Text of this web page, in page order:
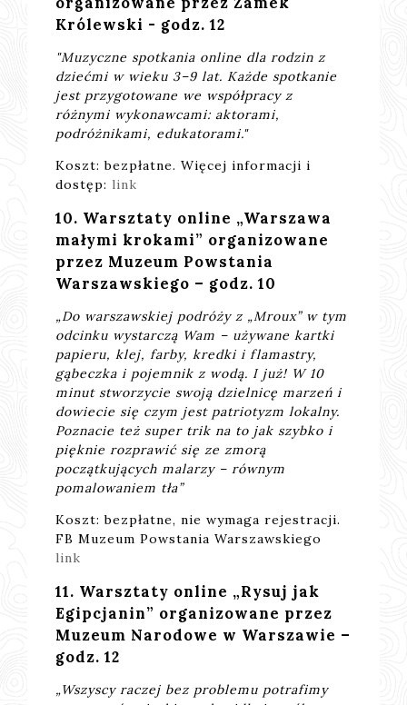
Królewski - godz. 12
"Muzyczne spotkania online dla rodzin z
dziećmi w wieku 3–9 lat. Każde spotkanie
jest przygotowane we współpracy z
różnymi wykonawcami: aktorami,
podróżnikami, edukatorami."
Koszt: bezpłatne. Więcej informacji i
dostęp: link
10. Warsztaty online „Warszawa
małymi krokami” organizowane
przez Muzeum Powstania
Warszawskiego – godz. 10
„Do warszawskiej podróży z „Mroux” w tym
odcinku wystarczą Wam – używane kartki
papieru, klej, farby, kredki i flamastry,
gąbeczka i pojemnik z wodą. I już! W 10
minut stworzycie swoją dzielnicę marzeń i
dowiecie się czym jest patriotyzm lokalny.
Poznacie też super trik na to jak szybko i
pięknie rozprawić się ze zmorą
początkujących malarzy – równym
pomalowaniem tła”
Koszt: bezpłatne, nie wymaga rejestracji.
FB Muzeum Powstania Warszawskiego
link
11. Warsztaty online „Rysuj jak
Egipcjanin” organizowane przez
Muzeum Narodowe w Warszawie –
godz. 12
„Wszyscy raczej bez problemu potrafimy